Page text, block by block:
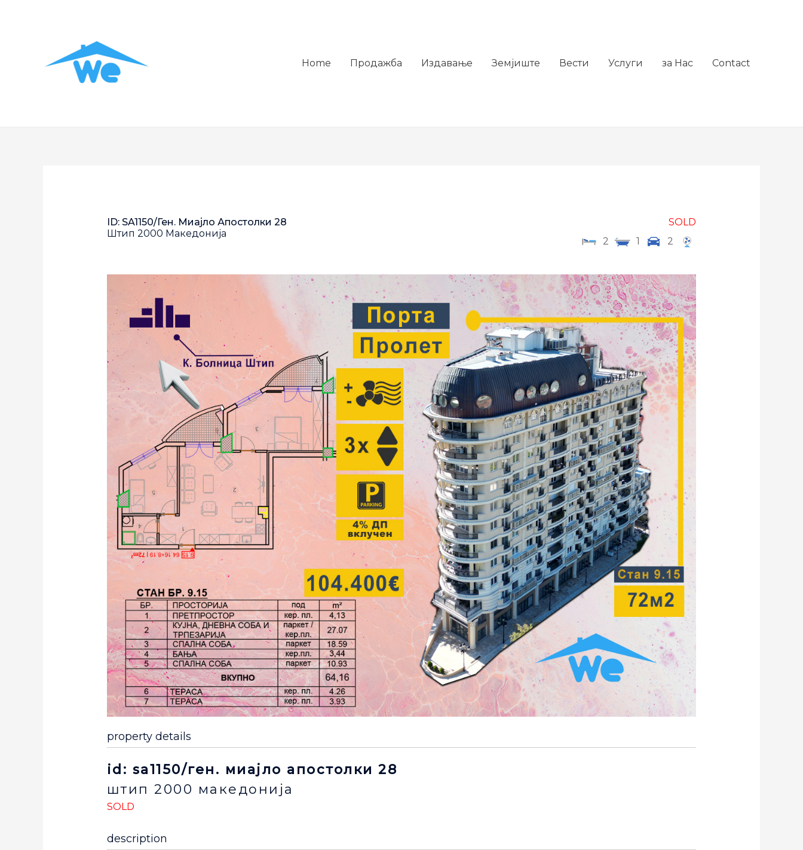
Home Продажба Издавање Земјиште Вести Услуги за Нас Contact
ID: SA1150/Ген. Миајло Апостолки 28
Штип 2000 Македонија
SOLD
2
1 2
property details
id: sa1150/ген. миајло апостолки 28
штип 2000 македонија
SOLD
description